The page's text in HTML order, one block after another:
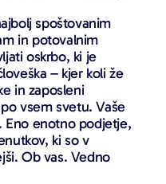
spoštovanim
in potovalnim
oskrbo, ki je
– kjer koli že
in zaposleni
vsem svetu. Vaše
Eno enotno podjetje,
ki so v
Ob vas. Vedno